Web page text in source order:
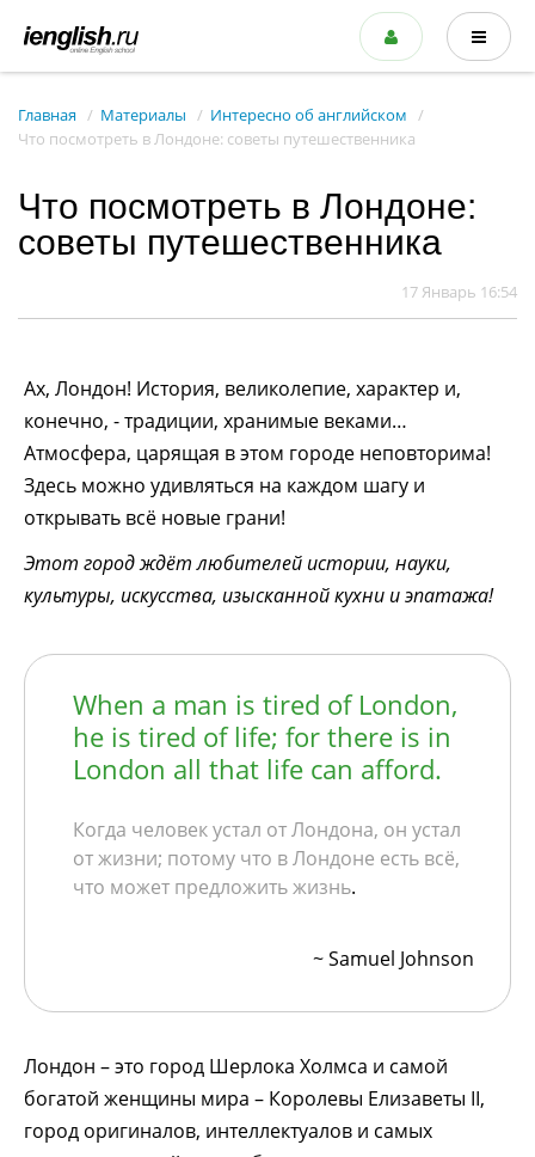
Главная Материалы
Интересно об английском
Что посмотреть в Лондоне: советы путешественника
Что посмотреть в Лондоне:
советы путешественника
17 Январь 16:54
Ах, Лондон! История, великолепие, характер и,
конечно, - традиции, хранимые веками…
Атмосфера, царящая в этом городе неповторима!
Здесь можно удивляться на каждом шагу и
открывать всё новые грани!
Этот город ждёт любителей истории, науки,
культуры, искусства, изысканной кухни и эпатажа!
When a man is tired of London,
he is tired of life; for there is in
London all that life can afford.
Когда человек устал от Лондона, он устал
от жизни; потому что в Лондоне есть всё,
что может предложить жизнь.
~ Samuel Johnson
Лондон – это город Шерлока Холмса и самой
богатой женщины мира – Королевы Елизаветы II,
город оригиналов, интеллектуалов и самых